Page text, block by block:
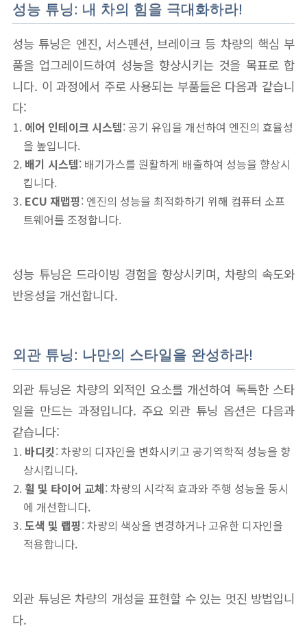
성능 튜닝: 내 차의 힘을 극대화하라!
성능 튜닝은 엔진, 서스펜션, 브레이크 등 차량의 핵심 부
품을 업그레이드하여 성능을 향상시키는 것을 목표로 합
니다. 이 과정에서 주로 사용되는 부품들은 다음과 같습니
다:
에어 인테이크 시스템: 공기 유입을 개선하여 엔진의 효율성
을 높입니다.
배기 시스템: 배기가스를 원활하게 배출하여 성능을 향상시
킵니다.
ECU 재맵핑: 엔진의 성능을 최적화하기 위해 컴퓨터 소프
트웨어를 조정합니다.
성능 튜닝은 드라이빙 경험을 향상시키며, 차량의 속도와
반응성을 개선합니다.
외관 튜닝: 나만의 스타일을 완성하라!
외관 튜닝은 차량의 외적인 요소를 개선하여 독특한 스타
일을 만드는 과정입니다. 주요 외관 튜닝 옵션은 다음과
같습니다:
바디킷: 차량의 디자인을 변화시키고 공기역학적 성능을 향
상시킵니다.
휠 및 타이어 교체: 차량의 시각적 효과와 주행 성능을 동시
에 개선합니다.
도색 및 랩핑: 차량의 색상을 변경하거나 고유한 디자인을
적용합니다.
외관 튜닝은 차량의 개성을 표현할 수 있는 멋진 방법입니
다.